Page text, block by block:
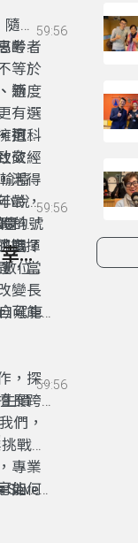
心
齡者
等於
適度
考台
新
有選
抱科
交、
活得
這是
敬經
精
齡，
的號
嗎？
59:56
可能
說
，
指揮
，當
科技
戰？
位
變長
駕車
一
齡環
）的
氛
交
的本
59:56
11- EP11-花甲幸福網絡：跨專業合作打造老老家庭的幸福支持
可能
，探
價
們，
長跨
戰。
專業
如何
！
Seven
她
村生
59:56
能會